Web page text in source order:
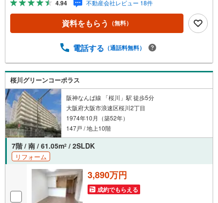
＝＝＝＝＝＝＝＝＝【営業時間 10:00～19:00】（定休日な
し）火曜日・水曜日も営業しております。上記時間はお電
話が繋がりやすくなっております。ぜひお気軽にご連絡下
（無料）」ボタンよりご希望の日時をご記入いただけます
＝＝＝＝＝＝＝＝＝＝＝＝＝＝＝＝＝＝＝■リフォーム担
当、ローン担当が居ますので、何でも気軽にご相談いただ
けます！■リフォーム担当と一緒に現地見学を行い、その場
でリフォームのご提案等をさせていただきます！■物件管理
システムを使えば、ネットに掲載されていない物件のご紹
介も可能です！
4.94 不動産会社レビュー 18件
資料をもらう （無料）
電話する （通話料無料）
桜川グリーンコーポラス
阪神なんば線 「桜川」駅 徒歩5分
大阪府大阪市浪速区桜川2丁目
1974年10月（築52年）
147戸 / 地上10階
7階 / 南 / 61.05m2 / 2SLDK
リフォーム
3,890万円
成約でもらえる